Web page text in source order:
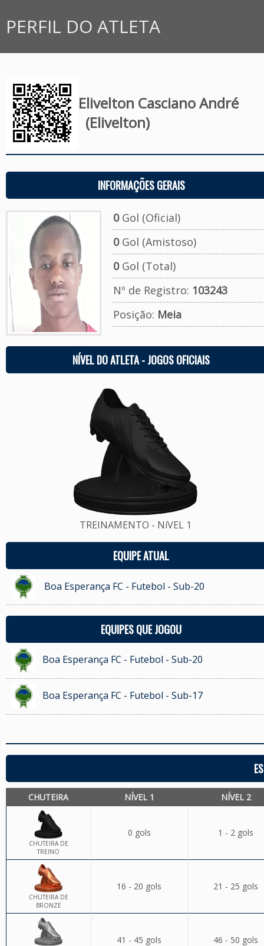
PERFIL DO ATLETA
Elivelton Casciano André
(Elivelton)
INFORMAÇÕES GERAIS
0Gol (Oficial)
0Gol (Amistoso)
0Gol (Total)
Nº de Registro: 103243
Posição: Meia
NÍVEL DO ATLETA - JOGOS OFICIAIS
TREINAMENTO - NíVEL 1
EQUIPE ATUAL
Boa Esperança FC - Futebol - Sub-20
EQUIPES QUE JOGOU
Boa Esperança FC - Futebol - Sub-20
Boa Esperança FC - Futebol - Sub-17
CHUTEIRA NÍVEL 1 NÍVEL 2
CHUTEIRA DE
TREINO
0 gols 1 - 2 gols
CHUTEIRA DE
BRONZE
16 - 20 gols 21 - 25 gols
41 - 45 gols 46 - 50 gols